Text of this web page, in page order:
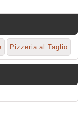
Pizzeria al Taglio